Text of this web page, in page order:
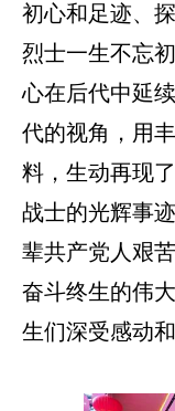
初心和足迹、
烈士一生不忘
心在后代中延
代的视角，用
料，生动再现
战士的光辉事
辈共产党人艰
奋斗终生的伟
生们深受感动和